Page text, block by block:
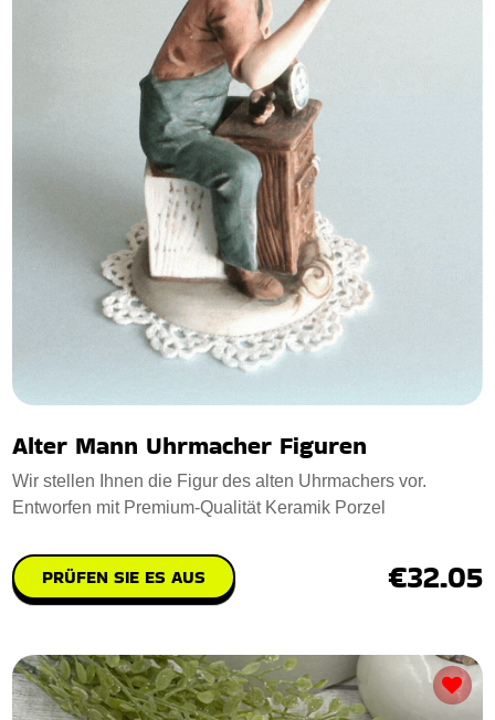
Alter Mann Uhrmacher Figuren
Wir stellen Ihnen die Figur des alten Uhrmachers vor.
Entworfen mit Premium-Qualität Keramik Porzel
PRÜFEN SIE ES AUS €32.05